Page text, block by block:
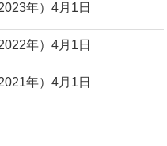
年）4月1日
年）4月1日
年）4月1日